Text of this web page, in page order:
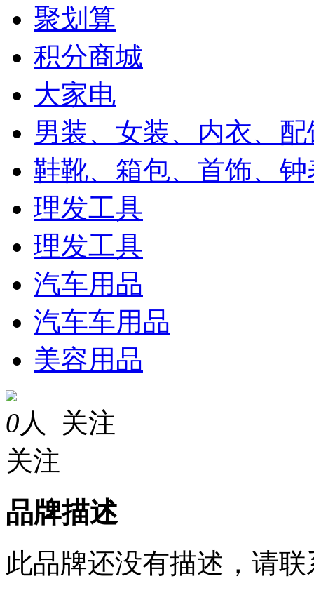
聚划算
积分商城
大家电
男装、女装、内衣、配
鞋靴、箱包、首饰、钟
理发工具
理发工具
汽车用品
汽车车用品
美容用品
0人 关注
关注
品牌描述
此品牌还没有描述，请